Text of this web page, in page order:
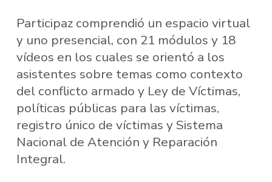
Participaz comprendió un espacio virtual
y uno presencial, con 21 módulos y 18
vídeos en los cuales se orientó a los
asistentes sobre temas como contexto
del conflicto armado y Ley de Víctimas,
políticas públicas para las víctimas,
registro único de víctimas y Sistema
Nacional de Atención y Reparación
Integral.